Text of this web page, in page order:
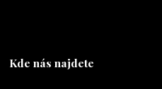
Kde nás najdete